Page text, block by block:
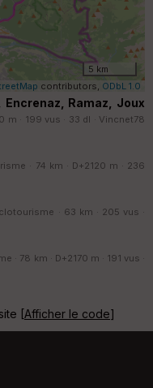
5 km
contributors, ODbL 1.0
Ramaz, Joux
m · 199 vus · 33 dl · Vincnet78
· 74 km · D+2120 m · 236
· 63 km · 205 vus ·
· 78 km · D+2170 m · 191 vus ·
[Afficher le code]